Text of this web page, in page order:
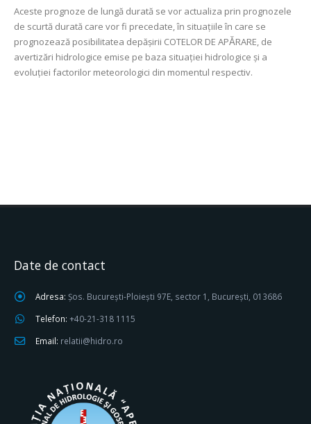
Aceste prognoze de lungă durată se vor actualiza prin prognozele
de scurtă durată care vor fi precedate, în situaţiile în care se
prognozează posibilitatea depăşirii COTELOR DE APᾸRARE, de
avertizări hidrologice emise pe baza situaţiei hidrologice şi a
evoluţiei factorilor meteorologici din momentul respectiv.
Date de contact
Adresa: Șos. București-Ploiești 97E, sector 1, București, 013686
Telefon: +40-21-318 1115
Email: relatii@hidro.ro